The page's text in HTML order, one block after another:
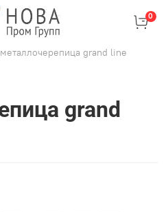
0
металлочерепица grand line